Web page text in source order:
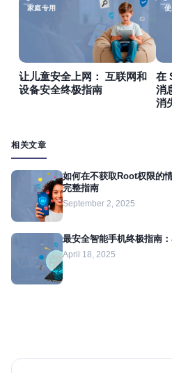
家庭专用
让儿童安全上网： 互联网和
设备安全终极指南
在
消
消
相关文章
如何在不获取Root权限的
完整指南
September 2, 2025
最安全智能手机终极指南
April 18, 2025